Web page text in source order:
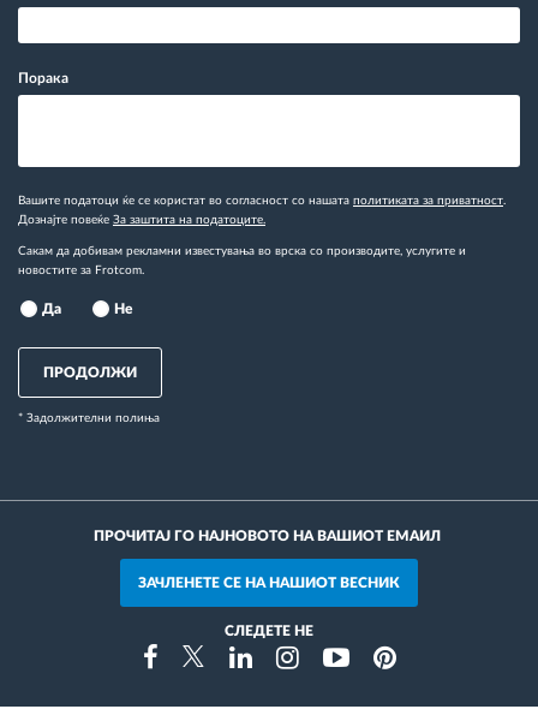
Порака
Вашите податоци ќе се користат во согласност со нашата политиката за приватност.
Дознајте повеќе За заштита на податоците.
Сакам да добивам рекламни известувања во врска со производите, услугите и
новостите за Frotcom.
Да Не
ПРОДОЛЖИ
* Задолжителни полиња
ПРОЧИТАЈ ГО НАЈНОВОТО НА ВАШИОТ ЕМАИЛ
ЗАЧЛЕНЕТЕ СЕ НА НАШИОТ ВЕСНИК
СЛЕДЕТЕ НЕ
FacebookTwitterLinkedinInstragramYoutubePinterest